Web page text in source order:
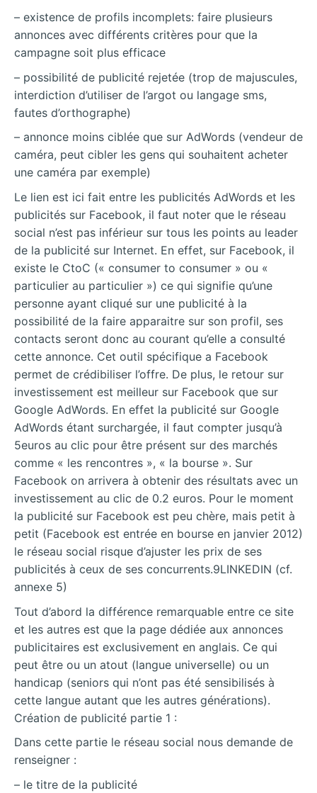
– existence de profils incomplets: faire plusieurs
annonces avec différents critères pour que la
campagne soit plus efficace
– possibilité de publicité rejetée (trop de majuscules,
interdiction d’utiliser de l’argot ou langage sms,
fautes d’orthographe)
– annonce moins ciblée que sur AdWords (vendeur de
caméra, peut cibler les gens qui souhaitent acheter
une caméra par exemple)
Le lien est ici fait entre les publicités AdWords et les
publicités sur Facebook, il faut noter que le réseau
social n’est pas inférieur sur tous les points au leader
de la publicité sur Internet. En effet, sur Facebook, il
existe le CtoC (« consumer to consumer » ou «
particulier au particulier ») ce qui signifie qu’une
personne ayant cliqué sur une publicité à la
possibilité de la faire apparaitre sur son profil, ses
contacts seront donc au courant qu’elle a consulté
cette annonce. Cet outil spécifique a Facebook
permet de crédibiliser l’offre. De plus, le retour sur
investissement est meilleur sur Facebook que sur
Google AdWords. En effet la publicité sur Google
AdWords étant surchargée, il faut compter jusqu’à
5euros au clic pour être présent sur des marchés
comme « les rencontres », « la bourse ». Sur
Facebook on arrivera à obtenir des résultats avec un
investissement au clic de 0.2 euros. Pour le moment
la publicité sur Facebook est peu chère, mais petit à
petit (Facebook est entrée en bourse en janvier 2012)
le réseau social risque d’ajuster les prix de ses
publicités à ceux de ses concurrents.9LINKEDIN (cf.
annexe 5)
Tout d’abord la différence remarquable entre ce site
et les autres est que la page dédiée aux annonces
publicitaires est exclusivement en anglais. Ce qui
peut être ou un atout (langue universelle) ou un
handicap (seniors qui n’ont pas été sensibilisés à
cette langue autant que les autres générations).
Création de publicité partie 1 :
Dans cette partie le réseau social nous demande de
renseigner :
– le titre de la publicité